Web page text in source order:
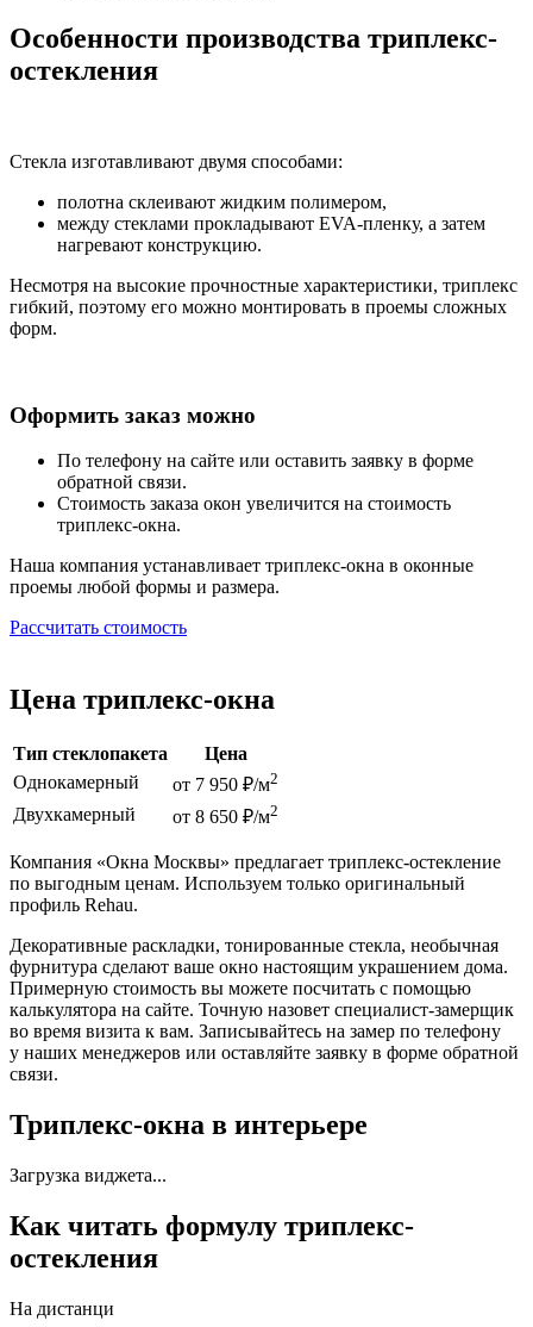
Особенности производства триплекс-
остекления
Стекла изготавливают двумя способами:
полотна склеивают жидким полимером,
между стеклами прокладывают EVA-пленку, а затем
нагревают конструкцию.
Несмотря на высокие прочностные характеристики, триплекс
гибкий, поэтому его можно монтировать в проемы сложных
форм.
Оформить заказ можно
По телефону на сайте или оставить заявку в форме
обратной связи.
Стоимость заказа окон увеличится на стоимость
триплекс-окна.
Наша компания устанавливает триплекс-окна в оконные
проемы любой формы и размера.
Рассчитать стоимость
Цена триплекс-окна
Тип стеклопакета
Цена
Однокамерный
от 7 950 ₽/м2
Двухкамерный от 8 650 ₽/м2
Компания «Окна Москвы» предлагает триплекс-остекление
по выгодным ценам. Используем только оригинальный
профиль Rehau.
Декоративные раскладки, тонированные стекла, необычная
фурнитура сделают ваше окно настоящим украшением дома.
Примерную стоимость вы можете посчитать с помощью
калькулятора на сайте. Точную назовет специалист-замерщик
во время визита к вам. Записывайтесь на замер по телефону
у наших менеджеров или оставляйте заявку в форме обратной
связи.
Триплекс-окна в интерьере
Загрузка виджета...
Как читать формулу триплекс-
остекления
На дистанци